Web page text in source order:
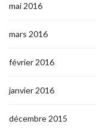
mai 2016
mars 2016
février 2016
janvier 2016
décembre 2015